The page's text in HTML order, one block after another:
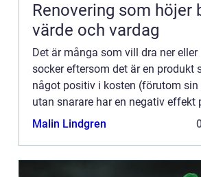
Renovering som höjer
värde och vardag
Det är många som vill dra ner
socker eftersom det är en produkt
något positiv i kosten (förutom
utan snarare har en negativ effekt
ä...
Malin Lindgren